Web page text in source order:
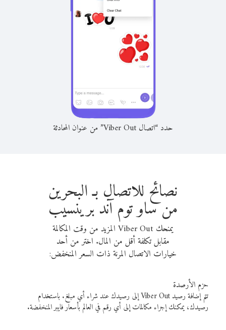
حدد “اتصال Viber Out” من عنوان المحادثة
نصائح للاتصال بـ البحرين
من ساو توم آند برينسيب
يمنحك Viber Out المزيد من وقت المكالمة
مقابل تكلفة أقل من المال. اختر من أحد
خيارات الاتصال المرنة ذات السعر المنخفض:
حزم الأرصدة
تتم إضافة رصيد Viber Out إلى رصيدك عند شراء أي مبلغ. باستخدام
رصيدك، يمكنك إجراء مكالمات إلى أي رقم في العالم بأسعار فايبر المنخفضة.